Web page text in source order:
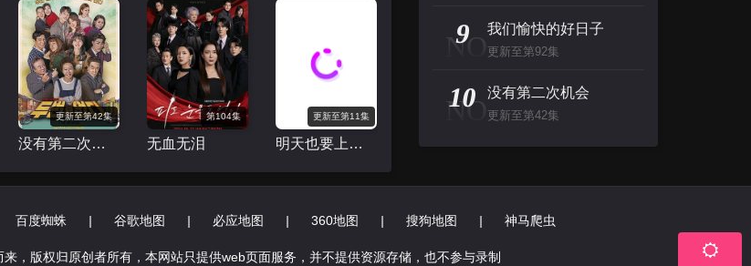
更新至第42集
没有第二次机会
第104集
无血无泪
更新至第11集
明天也要上班！
NO
9 我们愉快的好日子
更新至第92集
NO
10 没有第二次机会
更新至第42集
百度蜘蛛 | 谷歌地图 | 必应地图 | 360地图 | 搜狗地图 | 神马爬虫
，版权归原创者所有，本网站只提供web页面服务，并不提供资源存储，也不参与录制